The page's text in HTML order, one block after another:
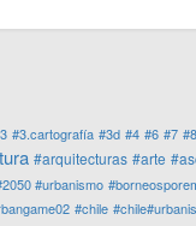
#3.cartografía #3d #4 #6 #7 #8
#arquitecturas #arte
#urbanismo
#chile